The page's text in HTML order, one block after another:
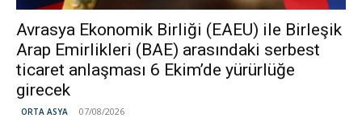
Avrasya Ekonomik Birliği (EAEU) ile Birleşik
Arap Emirlikleri (BAE) arasındaki serbest
ticaret anlaşması 6 Ekim’de yürürlüğe
girecek
ORTA ASYA 07/08/2026